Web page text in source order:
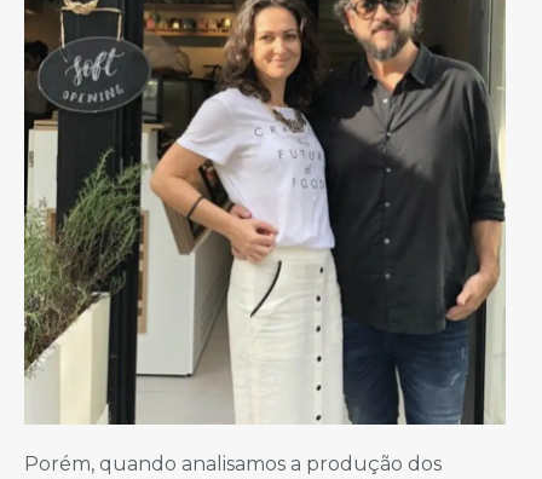
Porém, quando analisamos a produção dos